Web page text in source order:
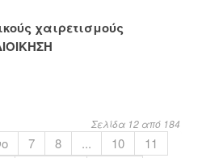
χαιρετισμούς
Σελίδα 12 από 184
7 8 ... 10
11